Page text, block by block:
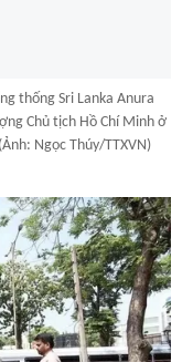
thống Sri Lanka Anura
Chủ tịch Hồ Chí Minh ở
Ngọc Thúy/TTXVN)